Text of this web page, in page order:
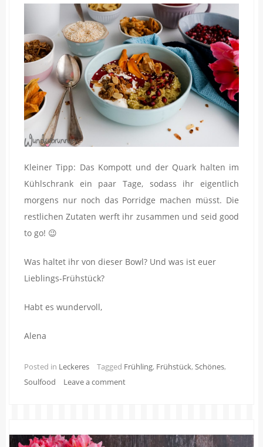
Kleiner Tipp: Das Kompott und der Quark halten im
Kühlschrank ein paar Tage, sodass ihr eigentlich
morgens nur noch das Porridge machen müsst. Die
restlichen Zutaten werft ihr zusammen und seid good
to go! 😉
Was haltet ihr von dieser Bowl? Und was ist euer
Lieblings-Frühstück?
Habt es wundervoll,
Alena
Posted in Leckeres Tagged Frühling, Frühstück, Schönes,
Soulfood
Leave a comment